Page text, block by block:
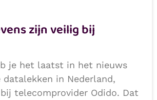
zijn veilig bij
je het laatst in het nieuws
datalekken in Nederland,
telecomprovider Odido. Dat